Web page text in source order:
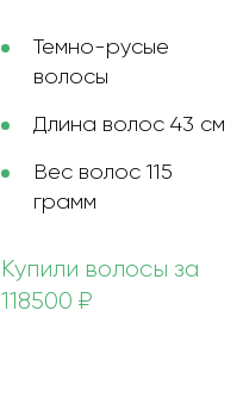
Темно-русые
волосы
Длина волос 43 см
Вес волос 115
грамм
Купили волосы за
118500 ₽